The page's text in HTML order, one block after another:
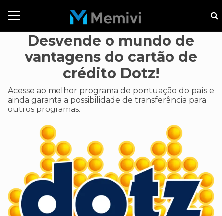
Desvende o mundo de
vantagens do cartão de
crédito Dotz!
Acesse ao melhor programa de pontuação do país e
ainda garanta a possibilidade de transferência para
outros programas.